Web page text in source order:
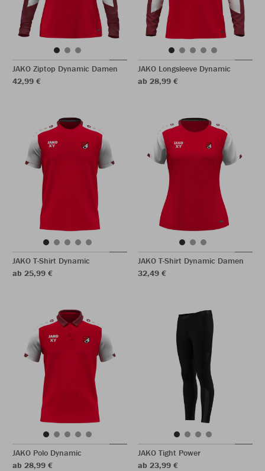
JAKO Ziptop Dynamic Damen
42,99 €
JAKO Longsleeve Dynamic
ab 28,99 €
JAKO T-Shirt Dynamic
ab 25,99 €
JAKO T-Shirt Dynamic Damen
32,49 €
JAKO Polo Dynamic
ab 28,99 €
JAKO Tight Power
ab 23,99 €